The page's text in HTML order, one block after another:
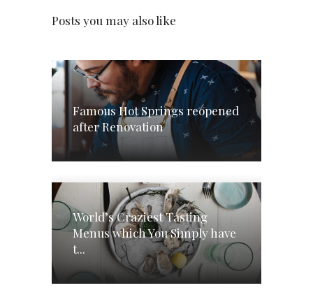
Posts you may also like
Famous Hot Springs reopened
after Renovation
World’s Craziest Tasting
Menus which You Simply have
t...